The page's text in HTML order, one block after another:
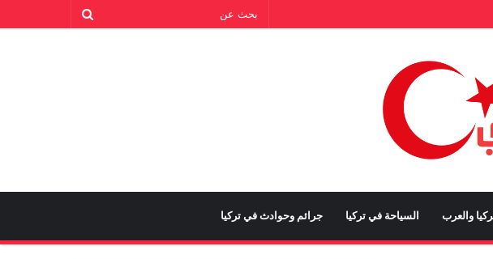
والعرب السياحة في تركيا جرائم وحوادث في تركيا